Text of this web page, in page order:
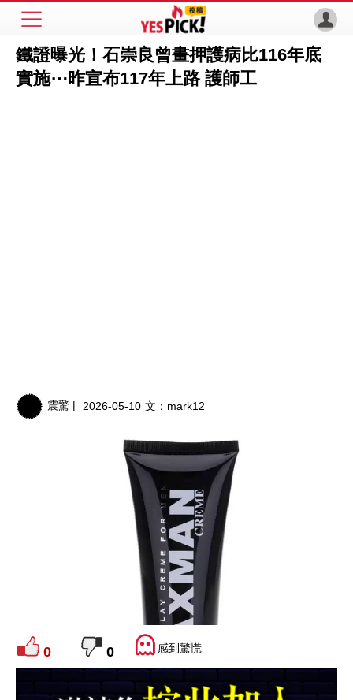
鐵證曝光！石崇良曾畫押護病比116年底
實施⋯昨宣布117年上路 護師工
震驚 | 2026-05-10 文： mark12
0 0 感到驚慌